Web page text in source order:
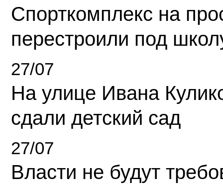
Спорткомплекс на
перестроили под
27/07
На улице Ивана
сдали детский сад
27/07
Власти не будут